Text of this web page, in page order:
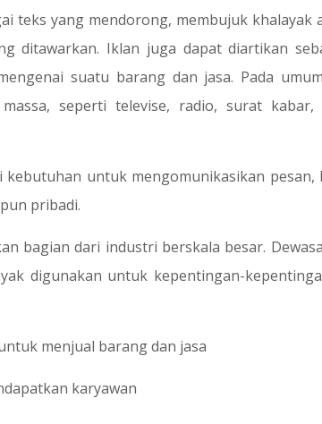
teks yang mendorong, membujuk khalayak
ditawarkan. Iklan juga dapat diartikan
suatu barang dan jasa. Pada
seperti televise, radio, surat kabar,
untuk mengomunikasikan pesan,
pribadi.
bagian dari industri berskala besar.
digunakan untuk kepentingan-
menjual barang dan jasa
karyawan